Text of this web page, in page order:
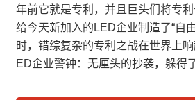
年前它就是专利，并且巨头们将专
给今天新加入的LED企业制造了“自
时，错综复杂的专利之战在世界上
ED企业警钟：无厘头的抄袭，躲得